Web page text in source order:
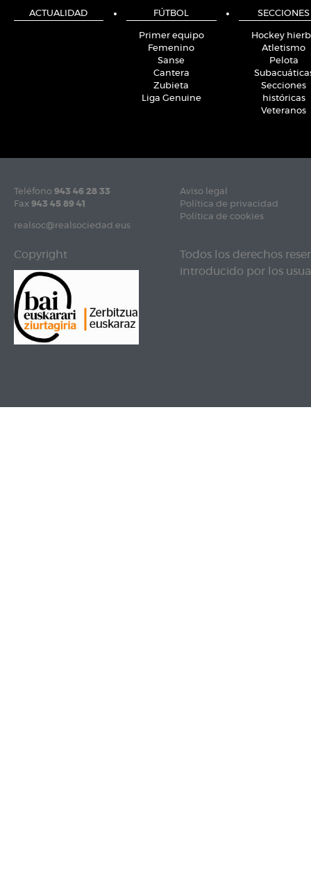
ACTUALIDAD FÚTBOL
Primer equipo
Femenino
Sanse
Cantera
Zubieta
Liga Genuine
SECCIONES
Hockey
Atletismo
Pelota
Secciones
históricas
Veteranos
Teléfono 943 46 28 33
Fax 943 45 89 41
realsoc@realsociedad.eus
Aviso legal
Política de privacidad
Política de cookies
Copyright
Todos los derechos
introducido por los